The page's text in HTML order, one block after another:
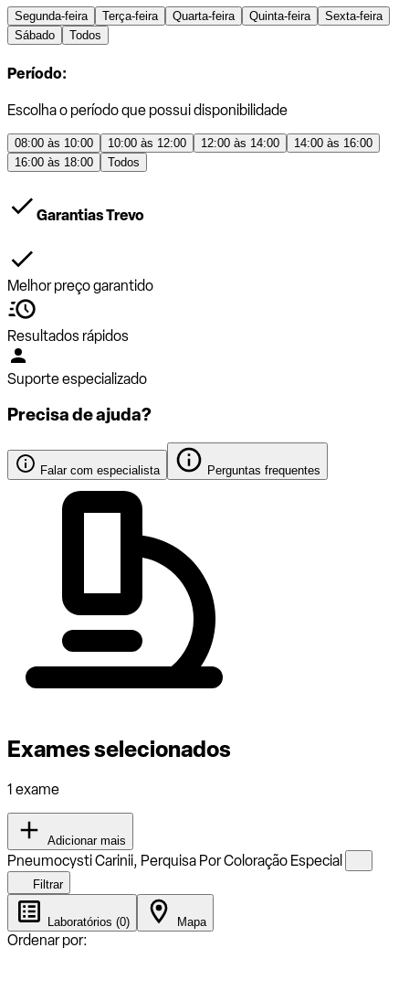
Segunda-feira Terça-feira Quarta-feira Quinta-feira
Sexta-feira
Sábado
Todos
Período:
Escolha o período que possui disponibilidade
08:00 às 10:00 10:00 às 12:00 12:00 às 14:00
14:00 às 16:00
16:00 às 18:00
Todos
Garantias Trevo
Melhor preço garantido
Resultados rápidos
Suporte especializado
Precisa de ajuda?
Falar com especialista Perguntas frequentes
Exames selecionados
1 exame
Adicionar mais
Pneumocysti Carinii, Perquisa Por Coloração Especial
Filtrar
Laboratórios (0) Mapa
Ordenar por: